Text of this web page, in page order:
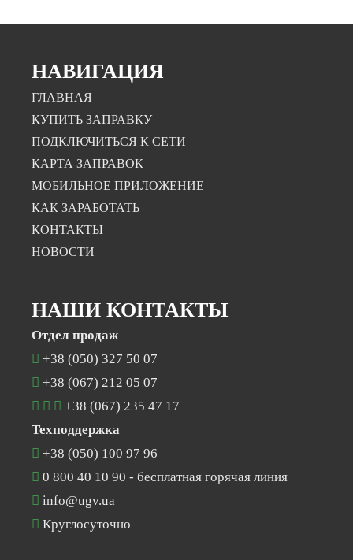
НАВИГАЦИЯ
ГЛАВНАЯ
КУПИТЬ ЗАПРАВКУ
ПОДКЛЮЧИТЬСЯ К СЕТИ
КАРТА ЗАПРАВОК
МОБИЛЬНОЕ ПРИЛОЖЕНИЕ
КАК ЗАРАБОТАТЬ
КОНТАКТЫ
НОВОСТИ
НАШИ КОНТАКТЫ
Отдел продаж
+38 (050) 327 50 07
+38 (067) 212 05 07
+38 (067) 235 47 17
Техподдержка
+38 (050) 100 97 96
0 800 40 10 90 - бесплатная горячая линия
info@ugv.ua
Круглосуточно